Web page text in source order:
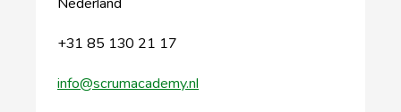
+31 85 130 21 17
info@scrumacademy.nl